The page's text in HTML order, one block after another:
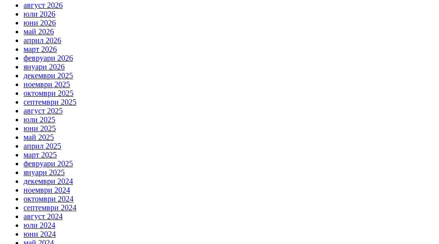
август 2026
юли 2026
юни 2026
май 2026
април 2026
март 2026
февруари 2026
януари 2026
декември 2025
ноември 2025
октомври 2025
септември 2025
август 2025
юли 2025
юни 2025
май 2025
април 2025
март 2025
февруари 2025
януари 2025
декември 2024
ноември 2024
октомври 2024
септември 2024
август 2024
юли 2024
юни 2024